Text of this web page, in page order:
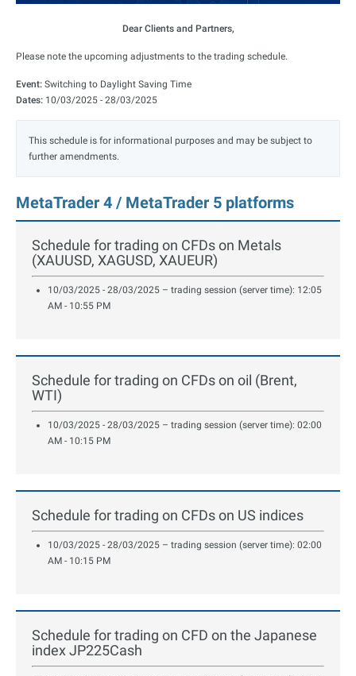
Dear Clients and Partners,
Please note the upcoming adjustments to the trading schedule.
Event: Switching to Daylight Saving Time
Dates: 10/03/2025 - 28/03/2025
This schedule is for informational purposes and may be subject to
further amendments.
MetaTrader 4 / MetaTrader 5 platforms
Schedule for trading on CFDs on Metals
(XAUUSD, XAGUSD, XAUEUR)
10/03/2025 - 28/03/2025 – trading session (server time): 12:05
AM - 10:55 PM
Schedule for trading on CFDs on oil (Brent,
WTI)
10/03/2025 - 28/03/2025 – trading session (server time): 02:00
AM - 10:15 PM
Schedule for trading on CFDs on US indices
10/03/2025 - 28/03/2025 – trading session (server time): 02:00
AM - 10:15 PM
Schedule for trading on CFD on the Japanese
index JP225Cash